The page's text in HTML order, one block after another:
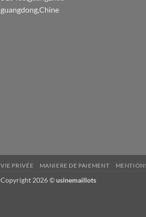
guangdong,Chine
VIE PRIVÉE MANIERE DE PAIEMENT
Copyright 2026 ©usinemaillots